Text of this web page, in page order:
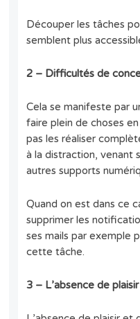
Découper les tâches
semblent plus
2 – Difficultés de
Cela se manifeste par
faire plein de choses
pas les réaliser
à la distraction, venant
autres supports
Quand on est dans ce
supprimer les
ses mails par exemple
cette tâche.
3 – L’absence de plaisir